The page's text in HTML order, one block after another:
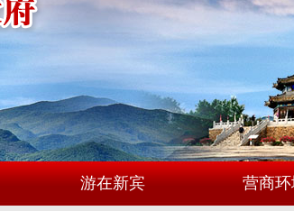
游在新宾 营商